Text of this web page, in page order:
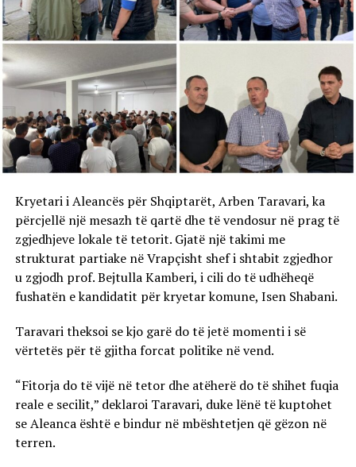
Kryetari i Aleancës për Shqiptarët, Arben Taravari, ka
përcjellë një mesazh të qartë dhe të vendosur në prag të
zgjedhjeve lokale të tetorit. Gjatë një takimi me
strukturat partiake në Vrapçisht shef i shtabit zgjedhor
u zgjodh prof. Bejtulla Kamberi, i cili do të udhëheqë
fushatën e kandidatit për kryetar komune, Isen Shabani.
Taravari theksoi se kjo garë do të jetë momenti i së
vërtetës për të gjitha forcat politike në vend.
“Fitorja do të vijë në tetor dhe atëherë do të shihet fuqia
reale e secilit,” deklaroi Taravari, duke lënë të kuptohet
se Aleanca është e bindur në mbështetjen që gëzon në
terren.